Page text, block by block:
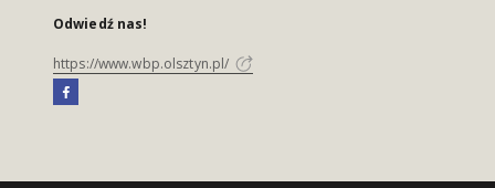
Odwiedź nas!
https://www.wbp.olsztyn.pl/